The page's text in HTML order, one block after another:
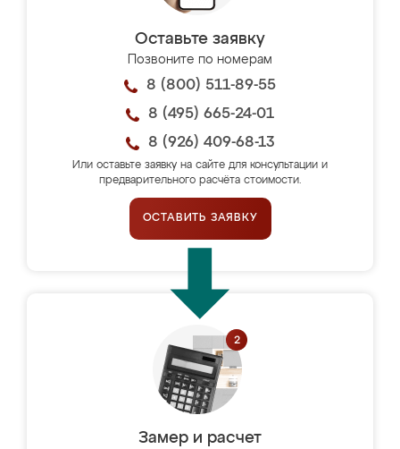
Оставьте заявку
Позвоните по номерам
8 (800) 511-89-55
8 (495) 665-24-01
8 (926) 409-68-13
Или оставьте заявку на сайте для консультации и
предварительного расчёта стоимости.
ОСТАВИТЬ ЗАЯВКУ
Замер и расчет